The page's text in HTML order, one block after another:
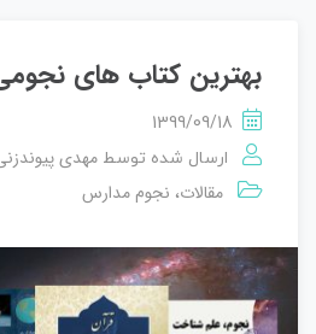
بهترین کتاب های
1399/09/18
ارسال شده توسط مهدی
مقالات، نجوم مدارس